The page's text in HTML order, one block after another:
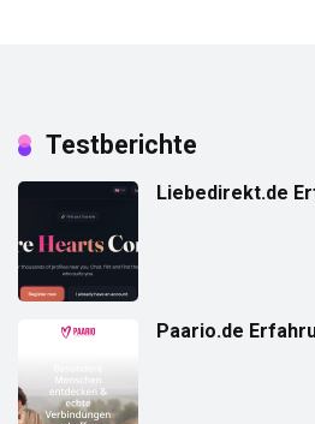
Testberichte
Liebedirekt.de
Paario.de